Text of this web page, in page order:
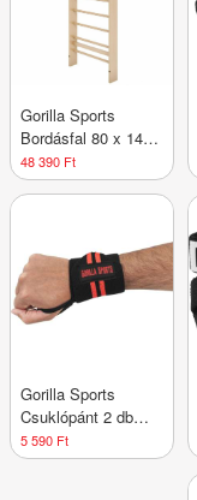
Gorilla Sports
Bordásfal 80 x 14 x
195 cm
48 390 Ft
Gorilla Sports
Csuklópánt 2 db
fekete/piros
5 590 Ft